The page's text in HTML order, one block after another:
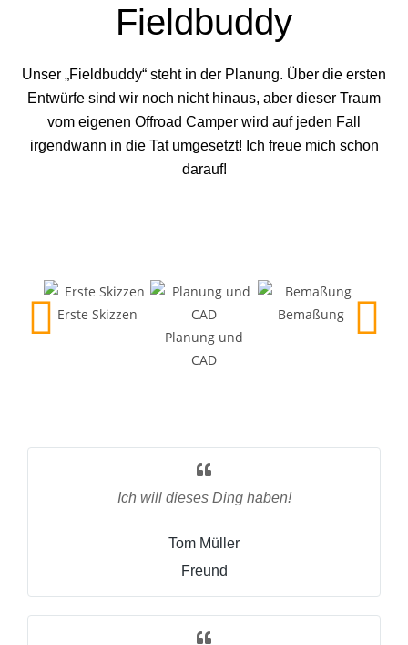
Fieldbuddy
Unser „Fieldbuddy“ steht in der Planung. Über die ersten
Entwürfe sind wir noch nicht hinaus, aber dieser Traum
vom eigenen Offroad Camper wird auf jeden Fall
irgendwann in die Tat umgesetzt! Ich freue mich schon
darauf!
Erste Skizzen
Planung und
CAD
Bemaßung
Ich will dieses Ding haben!
Tom Müller
Freund